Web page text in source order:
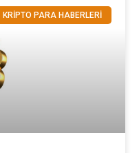
KRİPTO PARA HABERLERİ